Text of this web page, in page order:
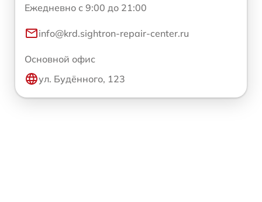
Ежедневно с 9:00 до 21:00
info@krd.sightron-repair-center.ru
Основной офис
ул. Будённого, 123